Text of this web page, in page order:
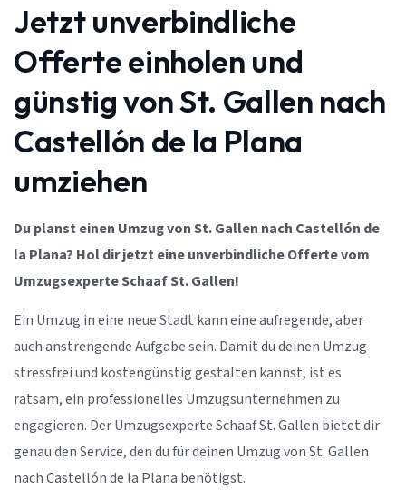
Jetzt unverbindliche
Offerte einholen und
günstig von St. Gallen nach
Castellón de la Plana
umziehen
Du planst einen Umzug von St. Gallen nach Castellón de
la Plana? Hol dir jetzt eine unverbindliche Offerte vom
Umzugsexperte Schaaf St. Gallen!
Ein Umzug in eine neue Stadt kann eine aufregende, aber
auch anstrengende Aufgabe sein. Damit du deinen Umzug
stressfrei und kostengünstig gestalten kannst, ist es
ratsam, ein professionelles Umzugsunternehmen zu
engagieren. Der Umzugsexperte Schaaf St. Gallen bietet dir
genau den Service, den du für deinen Umzug von St. Gallen
nach Castellón de la Plana benötigst.